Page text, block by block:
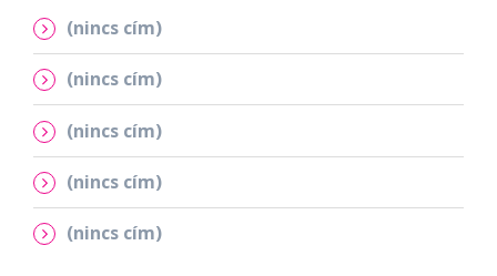
(nincs cím)
(nincs cím)
(nincs cím)
(nincs cím)
(nincs cím)